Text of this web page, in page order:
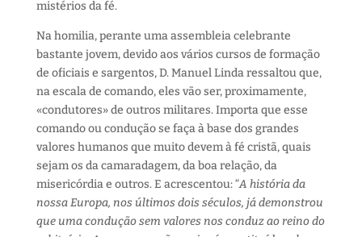
mistérios da fé.
Na homilia, perante uma assembleia celebrante
bastante jovem, devido aos vários cursos de formação
de oficiais e sargentos, D. Manuel Linda ressaltou que,
na escala de comando, eles vão ser, proximamente,
«condutores» de outros militares. Importa que esse
comando ou condução se faça à base dos grandes
valores humanos que muito devem à fé cristã, quais
sejam os da camaradagem, da boa relação, da
misericórdia e outros. E acrescentou: “A história da
nossa Europa, nos últimos dois séculos, já demonstrou
que uma condução sem valores nos conduz ao reino do